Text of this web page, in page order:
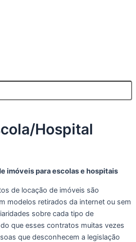
Hospital
imóveis para escolas e hospitais
de locação de imóveis são
modelos retirados da internet ou sem
sobre cada tipo de
que esses contratos muitas vezes
que desconhecem a legislação